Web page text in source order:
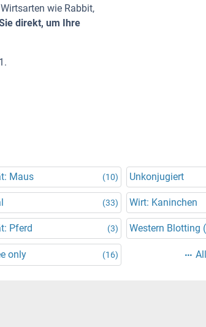
wie Rabbit,
direkt, um Ihre
Maus (10) Unkonjugiert
(33) Wirt: Kaninchen
Pferd (3) Western Blotting
only (16)